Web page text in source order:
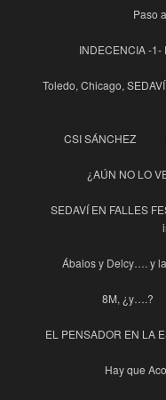
Paso
INDECENCIA -
Toledo, Chicago,
CSI SÁNCHEZ
¿AÚN NO LO
SEDAVÍ EN FALLES
Ábalos y Delcy…. y
8M, ¿y….?
EL PENSADOR EN LA
Hay que